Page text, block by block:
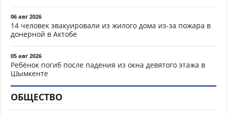
06 авг 2026
14 человек эвакуировали из жилого дома из-за пожара в
донерной в Актобе
05 авг 2026
Ребёнок погиб после падения из окна девятого этажа в
Шымкенте
ОБЩЕСТВО